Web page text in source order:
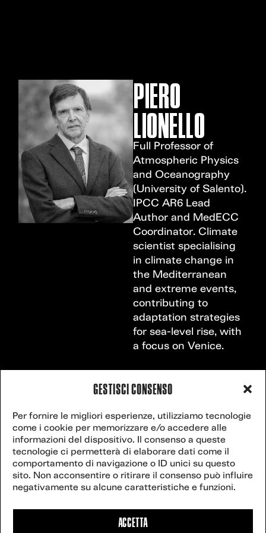
GESTISCI CONSENSO
Per fornire le migliori esperienze, utilizziamo tecnologie
come i cookie per memorizzare e/o accedere alle
informazioni del dispositivo. Il consenso a queste
tecnologie ci permetterà di elaborare dati come il
comportamento di navigazione o ID unici su questo
sito. Non acconsentire o ritirare il consenso può influire
negativamente su alcune caratteristiche e funzioni.
ACCETTA
PIERO
LIONELLO
Full Professor of
Atmospheric Physics
and Oceanography
(University of Salento).
IPCC AR6 Lead
Author and MedECC
Coordinator. Climate
scientist specialising
in climate change in
the Mediterranean
and extreme events,
contributing to
adaptation strategies
for sea-level rise, with
a focus on Venice.
VENICE
CLIMATE
WEEK
27
secretariat@veniceclimateweek.org
Website powered
bypostilla.it.
Climate Week –
All rights reserved
Contact
us